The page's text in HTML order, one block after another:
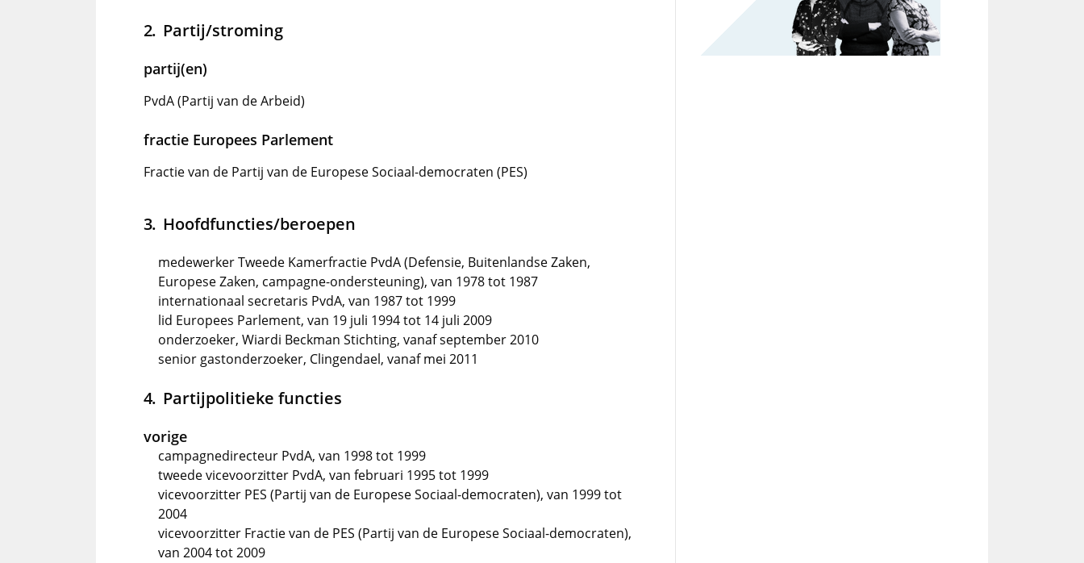
Partij/stroming
partij(en)
PvdA (Partij van de Arbeid)
fractie Europees Parlement
Fractie van de Partij van de Europese Sociaal-democraten (PES)
Hoofdfuncties/beroepen
medewerker Tweede Kamerfractie PvdA (Defensie, Buitenlandse Zaken,
Europese Zaken, campagne-ondersteuning), van 1978 tot 1987
internationaal secretaris PvdA, van 1987 tot 1999
lid Europees Parlement, van 19 juli 1994 tot 14 juli 2009
onderzoeker, Wiardi Beckman Stichting, vanaf september 2010
senior gastonderzoeker, Clingendael, vanaf mei 2011
Partijpolitieke functies
vorige
campagnedirecteur PvdA, van 1998 tot 1999
tweede vicevoorzitter PvdA, van februari 1995 tot 1999
vicevoorzitter PES (Partij van de Europese Sociaal-democraten), van 1999 tot
2004
vicevoorzitter Fractie van de PES (Partij van de Europese Sociaal-democraten),
van 2004 tot 2009